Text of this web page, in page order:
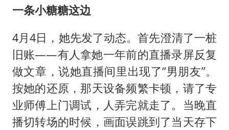
一条小糖糖这边
4月4日，她先发了动态。首先澄清了一桩
旧账——有人拿她一年前的直播录屏反复
做文章，说她直播间里出现了“男朋友”。
按她的还原，那天设备频繁卡顿，请了专
业师傅上门调试，人弄完就走了。当晚直
播切转场的时候，画面误跳到了当天存下